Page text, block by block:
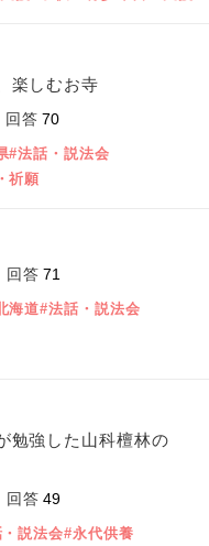
楽しむお寺
回答 70
#法話・説法会
祈願
回答 71
海道#法話・説法会
勉強した山科檀林の
回答 49
説法会#永代供養